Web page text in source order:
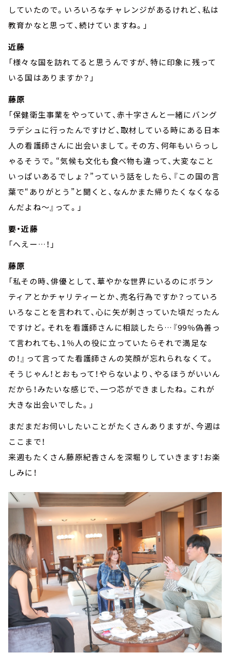
していたので。いろいろなチャレンジがあるけれど、私は
教育かなと思って、続けていますね。」
近藤
「様々な国を訪れてると思うんですが、特に印象に残って
いる国はありますか？」
藤原
「保健衛生事業をやっていて、赤十字さんと一緒にバング
ラデシュに行ったんですけど、取材している時にある日本
人の看護師さんに出会いまして。その方、何年もいらっし
ゃるそうで。“気候も文化も食べ物も違って、大変なこと
いっぱいあるでしょ？”っていう話をしたら、『この国の言
葉で“ありがとう”と聞くと、なんかまた帰りたくなくなる
んだよね～』って。」
要・近藤
「へえー…！」
藤原
「私その時、俳優として、華やかな世界にいるのにボラン
ティアとかチャリティーとか、売名行為ですか？っていろ
いろなことを言われて、心に矢が刺さっていた頃だったん
ですけど。それを看護師さんに相談したら…『99％偽善っ
て言われても、1％人の役に立っていたらそれで満足な
の！』って言ってた看護師さんの笑顔が忘れられなくて。
そうじゃん！とおもって！やらないより、やるほうがいいん
だから！みたいな感じで、一つ芯ができましたね。これが
大きな出会いでした。」
まだまだお伺いしたいことがたくさんありますが、今週は
ここまで！
来週もたくさん藤原紀香さんを深堀りしていきます！お楽
しみに！